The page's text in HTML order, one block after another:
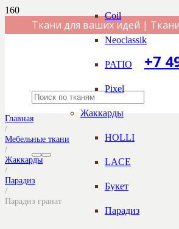
Ткани для ваших идей |
+7
Coil
Neoclassik
PATIO
Pixel
Жаккарды
HOLLI
LACE
Букет
Парадиз
Главная
/
Мебельные ткани
/
Жаккарды
/
Парадиз
/
Парадиз гранат